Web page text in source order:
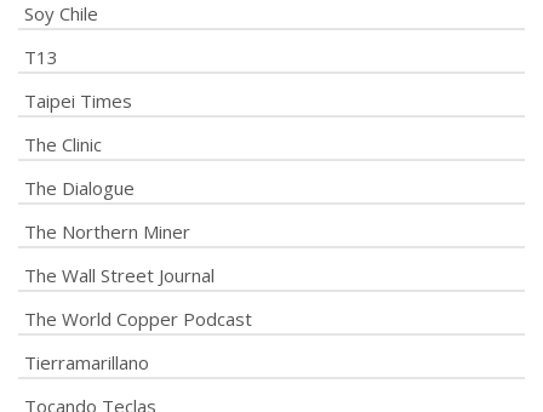
Soy Chile
T13
Taipei Times
The Clinic
The Dialogue
The Northern Miner
The Wall Street Journal
The World Copper Podcast
Tierramarillano
Tocando Teclas